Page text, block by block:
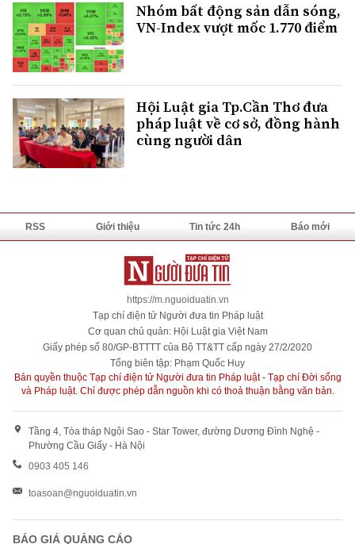
Nhóm bất động sản dẫn sóng,
VN-Index vượt mốc 1.770 điểm
Hội Luật gia Tp.Cần Thơ đưa
pháp luật về cơ sở, đồng hành
cùng người dân
RSS Giới thiệu Tin tức 24h Báo mới
https://m.nguoiduatin.vn
Tạp chí điện tử Người đưa tin Pháp luật
Cơ quan chủ quản: Hội Luật gia Việt Nam
Giấy phép số 80/GP-BTTTT của Bộ TT&TT cấp ngày 27/2/2020
Tổng biên tập: Phạm Quốc Huy
Bản quyền thuộc Tạp chí điện tử Người đưa tin Pháp luật - Tạp chí Đời sống
và Pháp luật. Chỉ được phép dẫn nguồn khi có thoả thuận bằng văn bản.
Tầng 4, Tòa tháp Ngôi Sao - Star Tower, đường Dương Đình Nghệ -
Phường Cầu Giấy - Hà Nội
0903 405 146
toasoan@nguoiduatin.vn
BÁO GIÁ QUẢNG CÁO